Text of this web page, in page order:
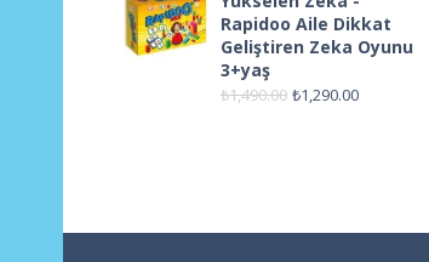
Rapidoo Aile Dikkat
Geliştiren Zeka Oyunu
3+yaş
₺1,490.00 ₺1,290.00